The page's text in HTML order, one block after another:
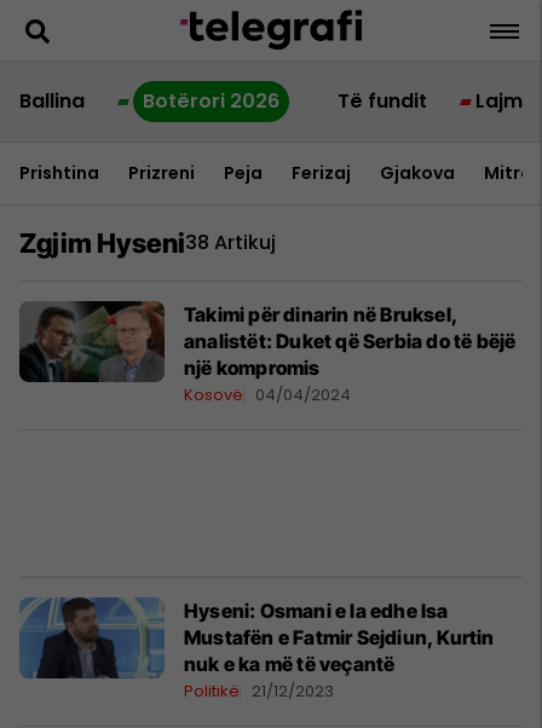
Ballina Botërori 2026 Të fundit Lajme
Prishtina Prizreni Peja Ferizaj Gjakova
Zgjim Hyseni38 Artikuj
Takimi për dinarin në Bruksel,
analistët: Duket që Serbia do të bëjë
një kompromis
Kosovë 04/04/2024
Hyseni: Osmani e la edhe Isa
Mustafën e Fatmir Sejdiun, Kurtin
nuk e ka më të veçantë
Politikë 21/12/2023